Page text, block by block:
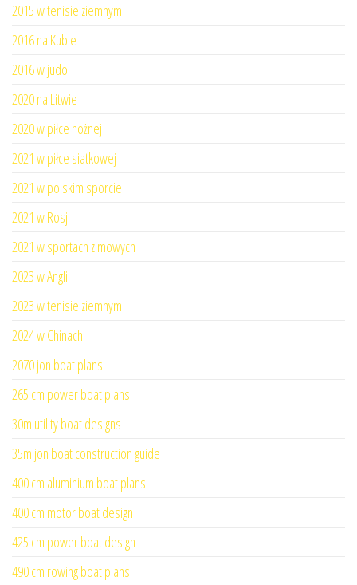
2015 w tenisie ziemnym
2016 na Kubie
2016 w judo
2020 na Litwie
2020 w piłce nożnej
2021 w piłce siatkowej
2021 w polskim sporcie
2021 w Rosji
2021 w sportach zimowych
2023 w Anglii
2023 w tenisie ziemnym
2024 w Chinach
2070 jon boat plans
265 cm power boat plans
30m utility boat designs
35m jon boat construction guide
400 cm aluminium boat plans
400 cm motor boat design
425 cm power boat design
490 cm rowing boat plans